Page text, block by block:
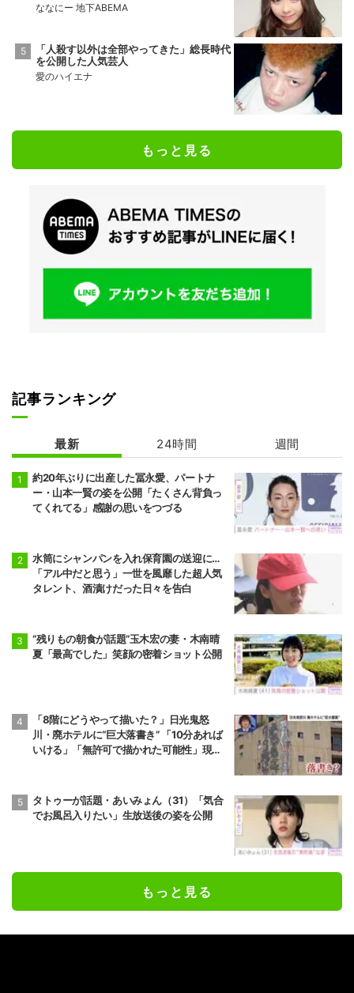
ななにー 地下ABEMA
「人殺す以外は全部やってきた」総長時代
を公開した人気芸人
愛のハイエナ
もっと見る
記事ランキング
最新 24時間 週間
約20年ぶりに出産した冨永愛、パートナ
ー・山本一賢の姿を公開「たくさん背負っ
てくれてる」感謝の思いをつづる
水筒にシャンパンを入れ保育園の送迎に…
「アル中だと思う」一世を風靡した超人気
タレント、酒漬けだった日々を告白
“残りもの朝食が話題”玉木宏の妻・木南晴
夏「最高でした」笑顔の密着ショット公開
「8階にどうやって描いた？」日光鬼怒
川・廃ホテルに“巨大落書き” 「10分あれば
いける」「無許可で描かれた可能性」現役
タトゥーが話題・あいみょん（31）「気合
でお風呂入りたい」生放送後の姿を公開
もっと見る